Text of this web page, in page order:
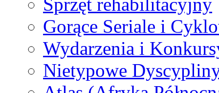
Gorące Seriale i
Wydarzenia i
Nietypowe